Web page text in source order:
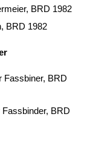
BRD 1982
BRD 1982
Fassbiner, BRD
BRD